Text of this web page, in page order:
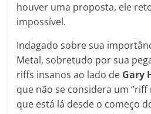
houver uma proposta, ele
impossível.
Indagado sobre sua
Metal, sobretudo por sua
riffs insanos ao lado de Gary
que não se considera um
que está lá desde o começo